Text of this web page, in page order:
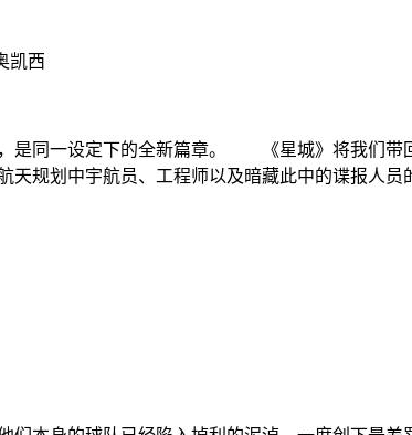
凯西
是同一设定下的全新篇章。 《星城》将我们带
规划中宇航员、工程师以及暗藏此中的谍报人员